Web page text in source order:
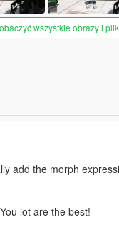
wszystkie obrazy i
add the morph
lot are the best!